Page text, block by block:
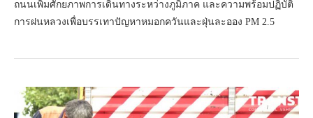
ถนนเพิ่มศักยภาพการเดินทางระหว่างภูมิภาค และความพร้อมปฏิบัติ
การฝนหลวงเพื่อบรรเทาปัญหาหมอกควันและฝุ่นละออง PM 2.5